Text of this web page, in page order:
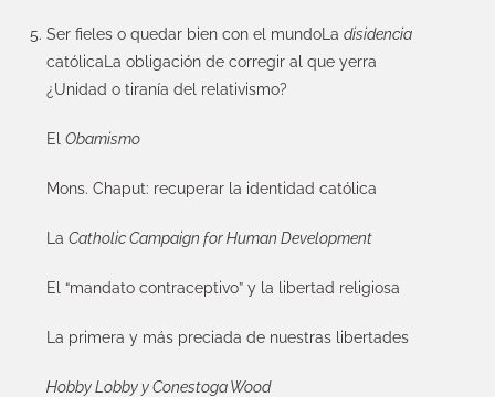
Ser fieles o quedar bien con el mundo Ladisidencia
católica La obligación de corregir al que yerra
¿Unidad o tiranía del relativismo?
ElObamismo
Mons. Chaput: recuperar la identidad católica
LaCatholic Campaign for Human Development
El “mandato contraceptivo” y la libertad religiosa
La primera y más preciada de nuestras libertades
Hobby Lobby y Conestoga Wood